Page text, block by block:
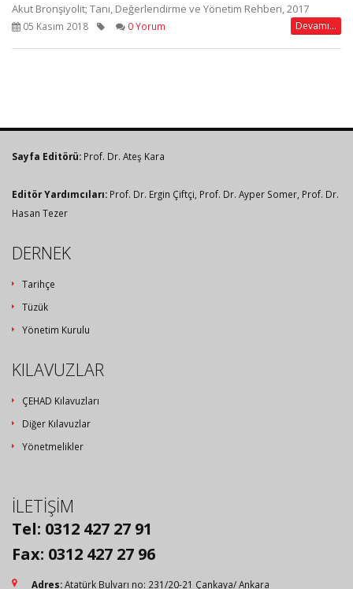
Akut Bronşiyolit; Tanı, Değerlendirme ve Yönetim Rehberi, 2017
05 Kasım 2018 0 Yorum Devamı...
Sayfa Editörü: Prof. Dr. Ateş Kara
Editör Yardımcıları: Prof. Dr. Ergin Çiftçi Prof. Dr. Ayper Somer Prof. Dr.
Hasan Tezer
DERNEK
Tarihçe
Tüzük
Yönetim Kurulu
KILAVUZLAR
ÇEHAD Kılavuzları
Diğer Kılavuzlar
Yönetmelikler
İLETİŞİM
Tel: 0312 427 27 91
Fax: 0312 427 27 96
Adres:Atatürk Bulvarı no: 231/20-21 Çankaya/ Ankara